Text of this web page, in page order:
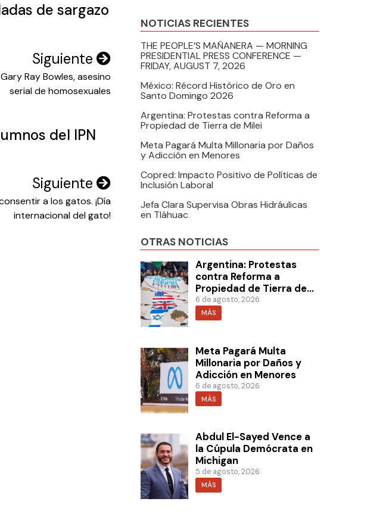
de sargazo
Siguiente
Ray Bowles, asesino
serial de homosexuales
del IPN
Siguiente
a los gatos. ¡Día
internacional del gato!
NOTICIAS RECIENTES
THE PEOPLE’S MAÑANERA — MORNING
PRESIDENTIAL PRESS CONFERENCE —
FRIDAY, AUGUST 7, 2026
México: Récord Histórico de Oro en
Santo Domingo 2026
Argentina: Protestas contra Reforma a
Propiedad de Tierra de Milei
Meta Pagará Multa Millonaria por Daños
y Adicción en Menores
Copred: Impacto Positivo de Políticas de
Inclusión Laboral
Jefa Clara Supervisa Obras Hidráulicas
en Tláhuac
OTRAS NOTICIAS
Argentina: Protestas
contra Reforma a
Propiedad de Tierra de
Milei
6 de agosto, 2026
MÁS
Meta Pagará Multa
Millonaria por Daños y
Adicción en Menores
6 de agosto, 2026
MÁS
Abdul El-Sayed Vence a
la Cúpula Demócrata en
Michigan
5 de agosto, 2026
MÁS